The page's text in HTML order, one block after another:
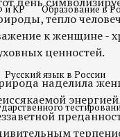
и КР Образование в
Русский язык в России
тепло
к женщине -
ценностей.
наделила